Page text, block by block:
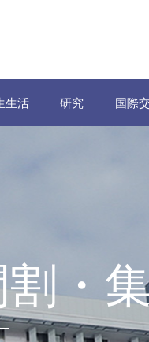
生活 研究 国際
・